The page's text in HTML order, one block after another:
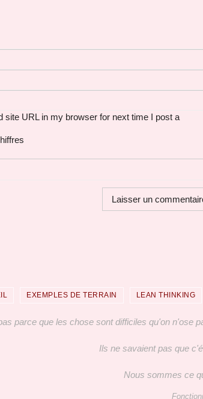
site URL in my browser for next time I post a
EXEMPLES DE TERRAIN LEAN THINKING
parce que les chose sont difficiles qu'on n'ose
Ils ne savaient pas que
Nous sommes ce